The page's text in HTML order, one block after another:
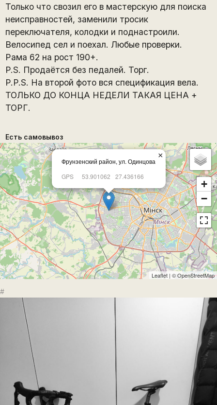
Только что свозил его в мастерскую для поиска
неисправностей, заменили тросик
переключателя, колодки и поднастроили.
Велосипед сел и поехал. Любые проверки.
Рама 62 на рост 190+.
P.S. Продаётся без педалей. Торг.
P.P.S. На второй фото вся спецификация вела.
ТОЛЬКО ДО КОНЦА НЕДЕЛИ ТАКАЯ ЦЕНА +
ТОРГ.
Есть самовывоз
Фрунзенский район, ул. Одинцова
GPS
53.901062 27.436166
×
+
−
Leaflet | ©OpenStreetMap
#